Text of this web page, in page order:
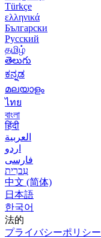
Türkçe
ελληνικά
Български
Русский
தமிழ்
తెలుగు
ಕನ್ನಡ
മലയാളം
ไทย
বাংলা
हिंदी
العربية
اردو
فارسی
עִברִית
中文 (简体)
日本語
한국어
法的
プライバシーポリシー